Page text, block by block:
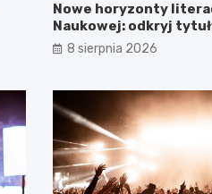
Nowe horyzonty
Naukowej: odkryj
zachwycą!
8 sierpnia 2026